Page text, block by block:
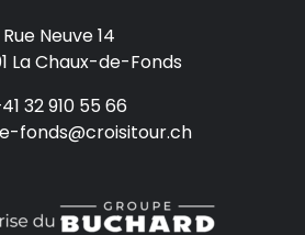
Rue Neuve 14
La Chaux-de-Fonds
32 910 55 66
fonds@croisitour.ch